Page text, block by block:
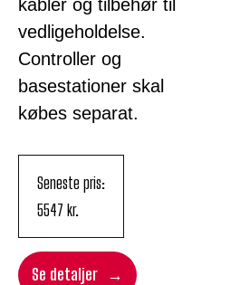
kabler og tilbehør til
vedligeholdelse.
Controller og
basestationer skal
købes separat.
Seneste pris:
5547 kr.
Se detaljer